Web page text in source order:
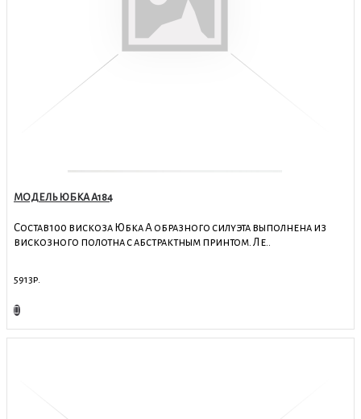
МОДЕЛЬ ЮБКА А184
Состав100 вискоза Юбка А образного силуэта выполнена из
вискозного полотна с абстрактным принтом. Ле..
5913р.